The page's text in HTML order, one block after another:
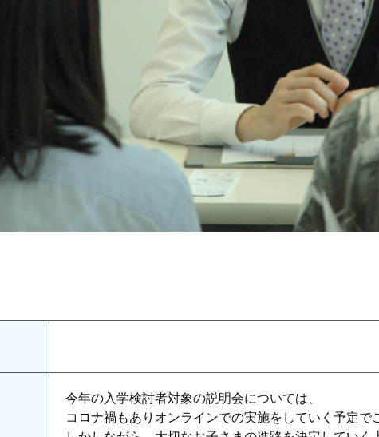
今年の入学検討者対象の説明会については、
コロナ禍もありオンラインでの実施をしていく予定で